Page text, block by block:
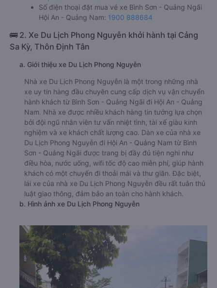
Số điện thoại đặt mua vé xe Bình Sơn - Quảng Ngãi
Hội An - Quảng Nam: 1900 888684
🚌 2. Xe Du Lịch Phong Nguyễn khởi hành tại Cảng
Sa Kỳ, Thôn Định Tân
a. Giới thiệu xe Du Lịch Phong Nguyễn
Nhà xe Du Lịch Phong Nguyễn là một trong những nhà
xe uy tín hàng đầu chuyên cung cấp dịch vụ vận chuyển
hành khách từ Bình Sơn - Quảng Ngãi đi Hội An - Quảng
Nam. Nhà xe được nhiều khách hàng tin tưởng lựa chọn
bởi đội ngũ nhân viên tư vấn nhiệt tình, tài xế giàu kinh
nghiệm và xe khách chất lượng cao. Dàn xe của nhà xe
Du Lịch Phong Nguyễn đi Hội An - Quảng Nam từ Bình
Sơn - Quảng Ngãi được trang bị đầy đủ tiện nghi như
điều hòa, nước uống, wifi tốc độ cao miễn phí, giúp hành
khách có một chuyến đi thoải mái và thư giãn. Đặc biệt,
lái xe của nhà xe Du Lịch Phong Nguyễn đều rất tuân thủ
luật giao thông, đảm bảo an toàn cho hành khách.
b. Hình ảnh xe Du Lịch Phong Nguyễn